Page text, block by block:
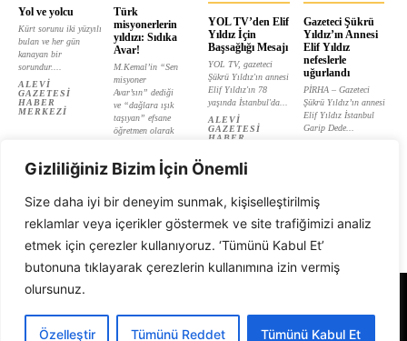
Gizliliğiniz Bizim İçin Önemli
Size daha iyi bir deneyim sunmak, kişiselleştirilmiş
reklamlar veya içerikler göstermek ve site trafiğimizi analiz
etmek için çerezler kullanıyoruz. ‘Tümünü Kabul Et’
butonuna tıklayarak çerezlerin kullanımına izin vermiş
olursunuz.
Özelleştir Tümünü Reddet Tümünü Kabul Et
Yol ve yolcu
Kürt sorunu iki yüzyılı
bulan ve her gün
kanayan bir
sorundur....
ALEVI
GAZETESI
HABER
MERKEZI
Türk
misyonerlerin
yıldızı: Sıdıka
Avar!
M.Kemal’in “Sen
misyoner
Avar’sın” dediği
ve “dağlara ışık
taşıyan” efsane
öğretmen olarak
ALEVI
GAZETESI
YOL TV’den Elif
Yıldız İçin
Başsağlığı Mesajı
YOL TV, gazeteci
Şükrü Yıldız'ın annesi
Elif Yıldız'ın 78
yaşında İstanbul'da...
ALEVI
GAZETESI
HABER
Gazeteci Şükrü
Yıldız’ın Annesi
Elif Yıldız
nefeslerle
uğurlandı
PİRHA – Gazeteci
Şükrü Yıldız’ın annesi
Elif Yıldız İstanbul
Garip Dede...
Alevi Gazetesi